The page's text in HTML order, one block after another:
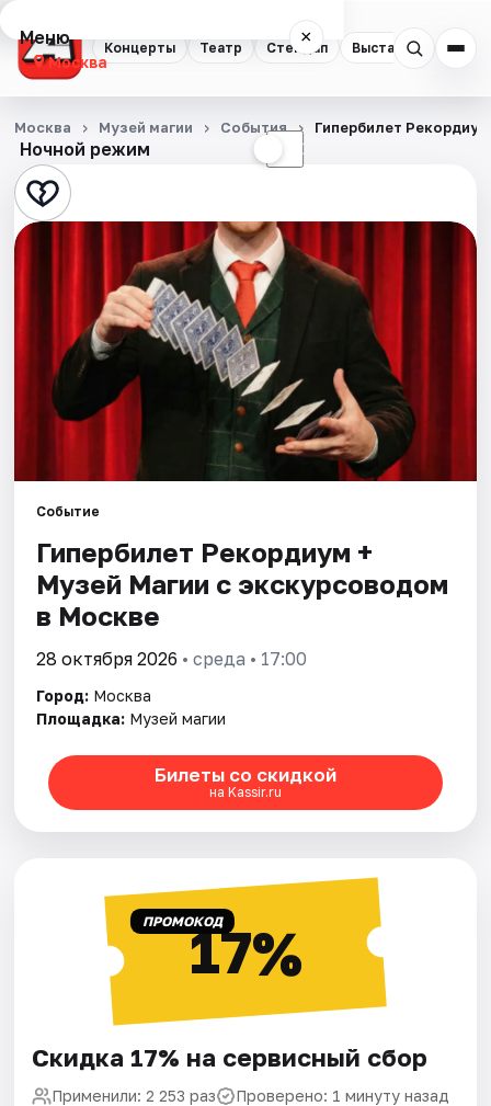
Концерты Театр Стендап Выставки
Меню ×
Москва
Концерты
Театр
Стендап
Экскурсии
Спорт
Города
Площадки
Артисты
Рейтинги
Ночной режим ☾
Москва Музей магии События Гипербилет
Событие
Гипербилет Рекордиум +
Музей Магии с экскурсоводом
в Москве
28 октября 2026 • среда • 17:00
Город: Москва
Площадка: Музей магии
Билеты со скидкой
на Kassir.ru
ПРОМОКОД17%
Скидка 17% на сервисный сбор
Применили: 2 253 раз Проверено: 1 минуту назад